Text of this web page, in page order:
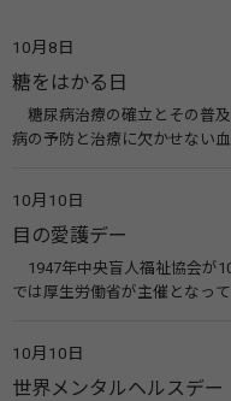
10月8日
糖をはかる日
糖尿病治療の確立とその普
病の予防と治療に欠かせない
療研究会） 糖尿病ネットワーク
10月10日
目の愛護デー
1947年中央盲人福祉協会が
では厚生労働省が主催となっ
会）
10月10日
世界メンタルヘルスデー